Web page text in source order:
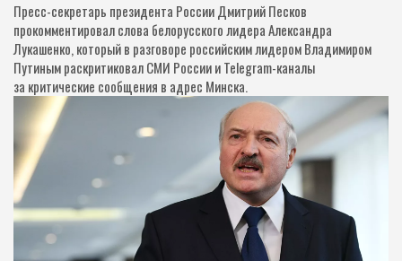
Пресс-секретарь президента России Дмитрий Песков
прокомментировал слова белорусского лидера Александра
Лукашенко, который в разговоре российским лидером Владимиром
Путиным раскритиковал СМИ России и Telegram-каналы
за критические сообщения в адрес Минска.